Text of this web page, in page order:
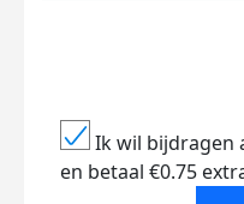
Ik wil bijdragen
en betaal €0.75